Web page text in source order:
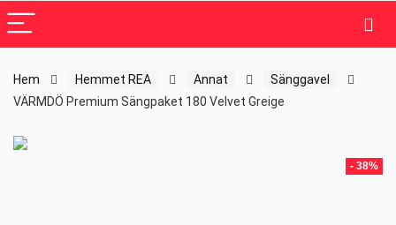
Hem Hemmet REA Annat
Sänggavel
VÄRMDÖ Premium Sängpaket 180 Velvet Greige
- 38%